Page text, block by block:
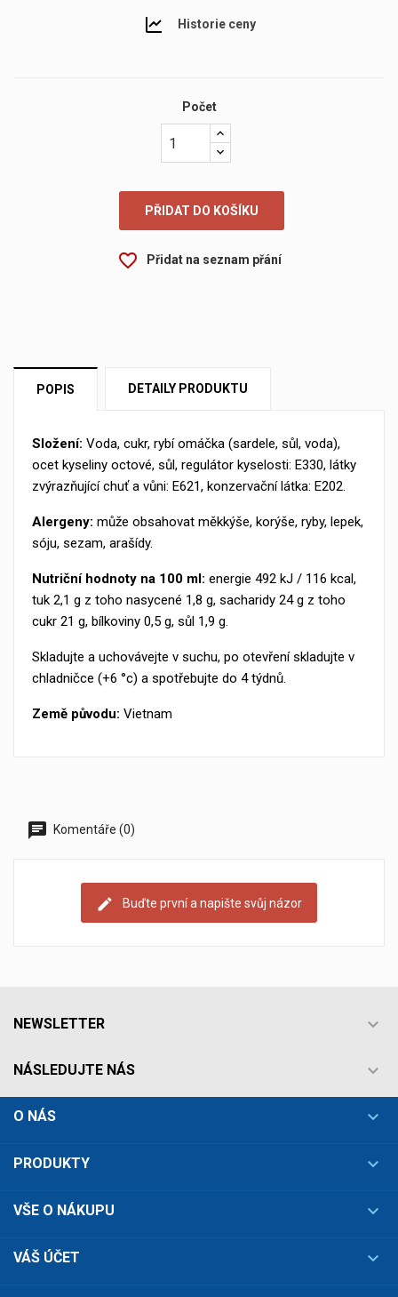
Historie ceny
Počet
PŘIDAT DO KOŠÍKU
favorite_border Přidat na seznam přání
POPIS DETAILY PRODUKTU
Složení: Voda, cukr, rybí omáčka (sardele, sůl, voda),
ocet kyseliny octové, sůl, regulátor kyselosti: E330, látky
zvýrazňující chuť a vůni: E621, konzervační látka: E202.
Alergeny: může obsahovat měkkýše, korýše, ryby, lepek,
sóju, sezam, arašídy.
Nutriční hodnoty na 100 ml: energie 492 kJ / 116 kcal,
tuk 2,1 g z toho nasycené 1,8 g, sacharidy 24 g z toho
cukr 21 g, bílkoviny 0,5 g, sůl 1,9 g.
Skladujte a uchovávejte v suchu, po otevření skladujte v
chladničce (+6 °c) a spotřebujte do 4 týdnů.
Země původu: Vietnam
Komentáře (0)
Buďte první a napište svůj názor
NEWSLETTER 
NÁSLEDUJTE NÁS 
O NÁS 
PRODUKTY 
VŠE O NÁKUPU 
VÁŠ ÚČET 
add_circle_outline Create new list
Vytvořit seznam přání
Přihlásit se